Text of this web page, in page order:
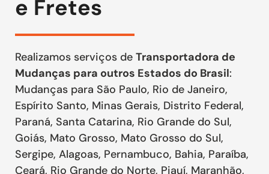
e Fretes
Realizamos serviços de Transportadora de
Mudanças para outros Estados do Brasil:
Mudanças para São Paulo, Rio de Janeiro,
Espírito Santo, Minas Gerais, Distrito Federal,
Paraná, Santa Catarina, Rio Grande do Sul,
Goiás, Mato Grosso, Mato Grosso do Sul,
Sergipe, Alagoas, Pernambuco, Bahia, Paraíba,
Ceará, Rio Grande do Norte, Piauí, Maranhão,